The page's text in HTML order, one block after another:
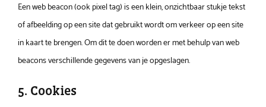
Een web beacon (ook pixel tag) is een klein, onzichtbaar stukje tekst
of afbeelding op een site dat gebruikt wordt om verkeer op een site
in kaart te brengen. Om dit te doen worden er met behulp van web
beacons verschillende gegevens van je opgeslagen.
5. Cookies